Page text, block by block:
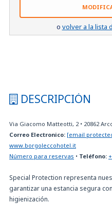
o volver a la lista
DESCRIPCIÓN
Via Giacomo Matteotti, 2 • 20862
Correo Electronico: [email
www.borgoleccohotel.it
Número para reservas • Teléfono:
Special Protection representa
garantizar una estancia segura
higienización.